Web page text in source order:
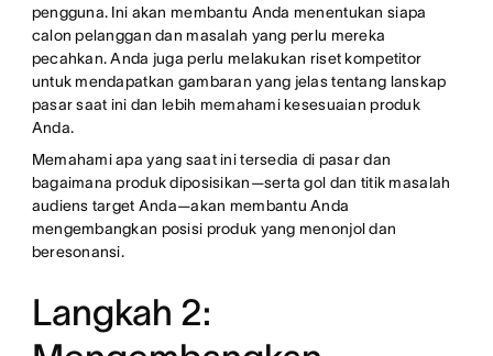
pengguna. Ini akan membantu Anda menentukan siapa
calon pelanggan dan masalah yang perlu mereka
pecahkan. Anda juga perlu melakukan riset kompetitor
untuk mendapatkan gambaran yang jelas tentang lanskap
pasar saat ini dan lebih memahami kesesuaian produk
Anda.
Memahami apa yang saat ini tersedia di pasar dan
bagaimana produk diposisikan—serta gol dan titik masalah
audiens target Anda—akan membantu Anda
mengembangkan posisi produk yang menonjol dan
beresonansi.
Langkah 2: